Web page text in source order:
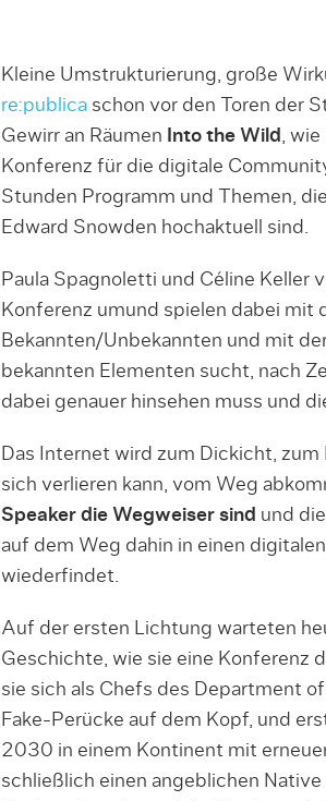
Kleine Umstrukturierung, große
re:publicaschon vor den Toren der
Gewirr an Räumen
Into the Wild ,
Konferenz für die digitale
Stunden Programm und Themen,
Edward Snowden hochaktuell sind.
Paula Spagnoletti und Céline Keller
Konferenz umund spielen dabei
Bekannten/Unbekannten und mit
bekannten Elementen sucht, nach
dabei genauer hinsehen muss und
Das Internet wird zum Dickicht,
sich verlieren kann, vom Weg
Speaker die Wegweiser sind und die
auf dem Weg dahin in einen
wiederfindet.
Auf der ersten Lichtung warteten
Geschichte, wie sie eine Konferenz
sie sich als Chefs des Department
Fake-Perücke auf dem Kopf, und
2030 in einem Kontinent mit
schließlich einen angeblichen